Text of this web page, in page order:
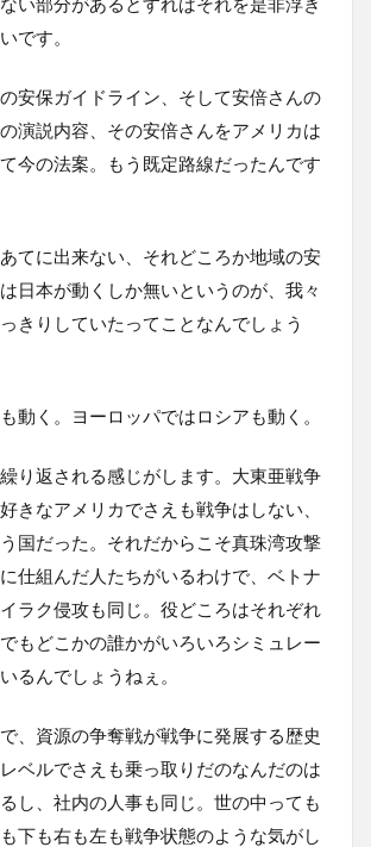
です。
安保ガイドライン、そして安倍さんの
演説内容、その安倍さんをアメリカは
今の法案。もう既定路線だったんです
てに出来ない、それどころか地域の安
日本が動くしか無いというのが、我々
きりしていたってことなんでしょう
動く。ヨーロッパではロシアも動く。
り返される感じがします。大東亜戦争
きなアメリカでさえも戦争はしない、
国だった。それだからこそ真珠湾攻撃
仕組んだ人たちがいるわけで、ベトナ
ラク侵攻も同じ。役どころはそれぞれ
もどこかの誰かがいろいろシミュレー
るんでしょうねぇ。
、資源の争奪戦が戦争に発展する歴史
ベルでさえも乗っ取りだのなんだのは
し、社内の人事も同じ。世の中っても
下も右も左も戦争状態のような気がし